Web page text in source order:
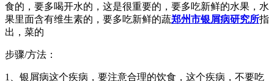
食的，要多喝开水的，这是很重要的，要多吃新鲜的水果，水
果里面含有维生素的，要多吃新鲜的蔬郑州市银屑病研究所指
出，菜的
步骤/方法：
1、银屑病这个疾病，要注意合理的饮食，这个疾病，不要吃